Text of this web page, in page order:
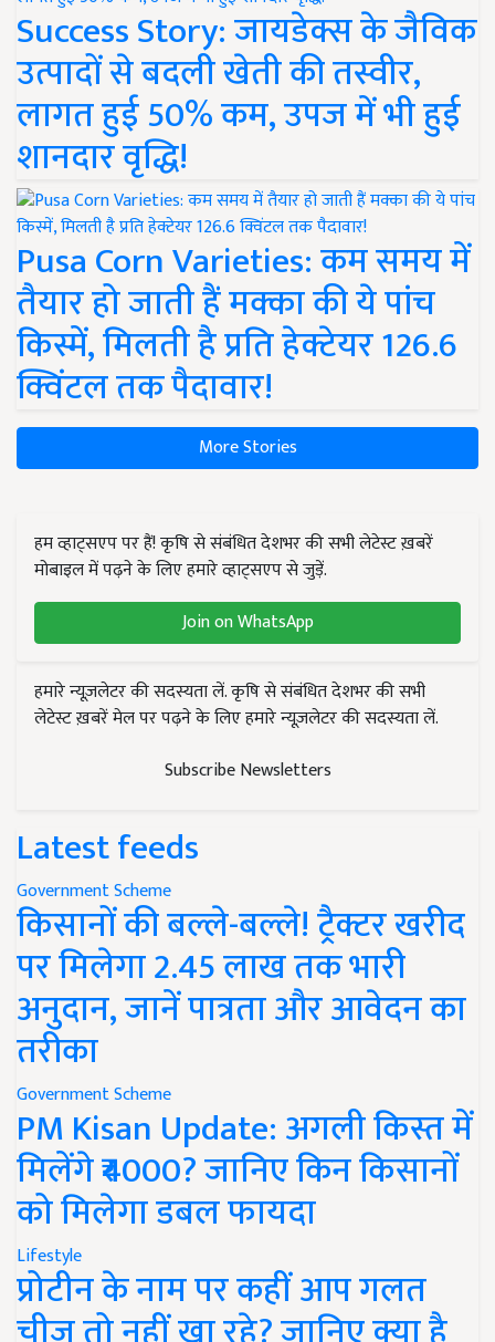
Success Story: जायडेक्स के जैविक
उत्पादों से बदली खेती की तस्वीर,
लागत हुई 50% कम, उपज में भी हुई
शानदार वृद्धि!
Pusa Corn Varieties: कम समय में
तैयार हो जाती हैं मक्का की ये पांच
किस्में, मिलती है प्रति हेक्टेयर 126.6
क्विंटल तक पैदावार!
More Stories
हम व्हाट्सएप पर हैं! कृषि से संबंधित देशभर की सभी लेटेस्ट ख़बरें
मोबाइल में पढ़ने के लिए हमारे व्हाट्सएप से जुड़ें.
Join on WhatsApp
हमारे न्यूज़लेटर की सदस्यता लें. कृषि से संबंधित देशभर की सभी
लेटेस्ट ख़बरें मेल पर पढ़ने के लिए हमारे न्यूज़लेटर की सदस्यता लें.
Subscribe Newsletters
Latest feeds
Government Scheme
किसानों की बल्ले-बल्ले! ट्रैक्टर खरीद
पर मिलेगा 2.45 लाख तक भारी
अनुदान, जानें पात्रता और आवेदन का
तरीका
Government Scheme
PM Kisan Update: अगली किस्त में
मिलेंगे ₹4000? जानिए किन किसानों
को मिलेगा डबल फायदा
Lifestyle
प्रोटीन के नाम पर कहीं आप गलत